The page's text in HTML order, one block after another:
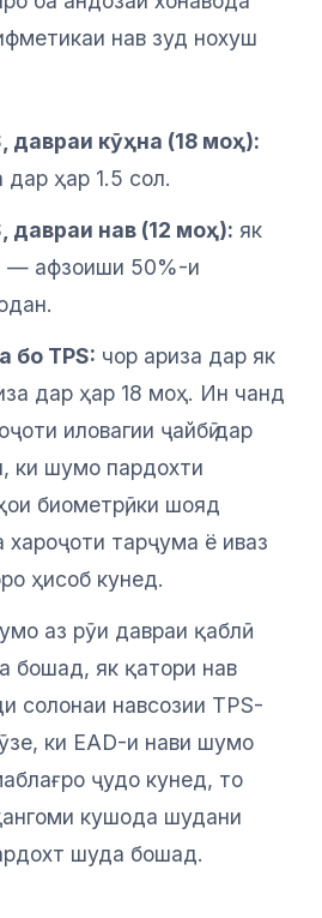
нав зуд нохуш
давраи кӯҳна (18 моҳ):
дар ҳар 1.5 сол.
давраи нав (12 моҳ): як
— афзоиши 50%-и
бо TPS: чор ариза дар як
дар ҳар 18 моҳ. Ин чанд
иловагии ҷайбӣ дар
ки шумо пардохти
биометрӣ, ки шояд
тарҷума ё иваз
ҳисоб кунед.
аз рӯи давраи қаблӣ
бошад, як қатори нав
солонаи навсозии TPS-
ки EAD-и нави шумо
ҷудо кунед, то
кушода шудани
шуда бошад.